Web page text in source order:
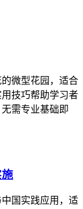
微型花园，适合
技巧帮助学习者
需专业基础即
国实践应用，适